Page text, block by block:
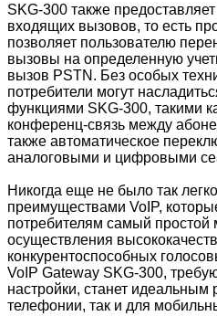
SKG-300 также
входящих вызовов, то есть
позволяет пользователю
вызовы на определенную
вызов PSTN. Без особых
потребители могут
функциями SKG-300, такими
конференц-связь между
также автоматическое
аналоговыми и цифровыми
Никогда еще не было так
преимуществами VoIP,
потребителям самый простой
осуществления
конкурентоспособных
VoIP Gateway SKG-300,
настройки, станет
телефонии, так и для